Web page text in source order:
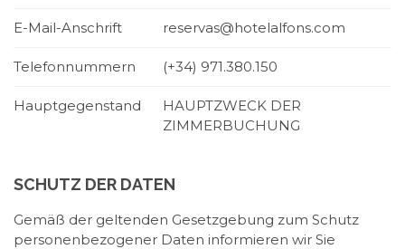
E-Mail-Anschrift reservas@hotelalfons.com
Telefonnummern (+34) 971.380.150
Hauptgegenstand
HAUPTZWECK DER
ZIMMERBUCHUNG
SCHUTZ DER DATEN
Gemäß der geltenden Gesetzgebung zum Schutz
personenbezogener Daten informieren wir Sie